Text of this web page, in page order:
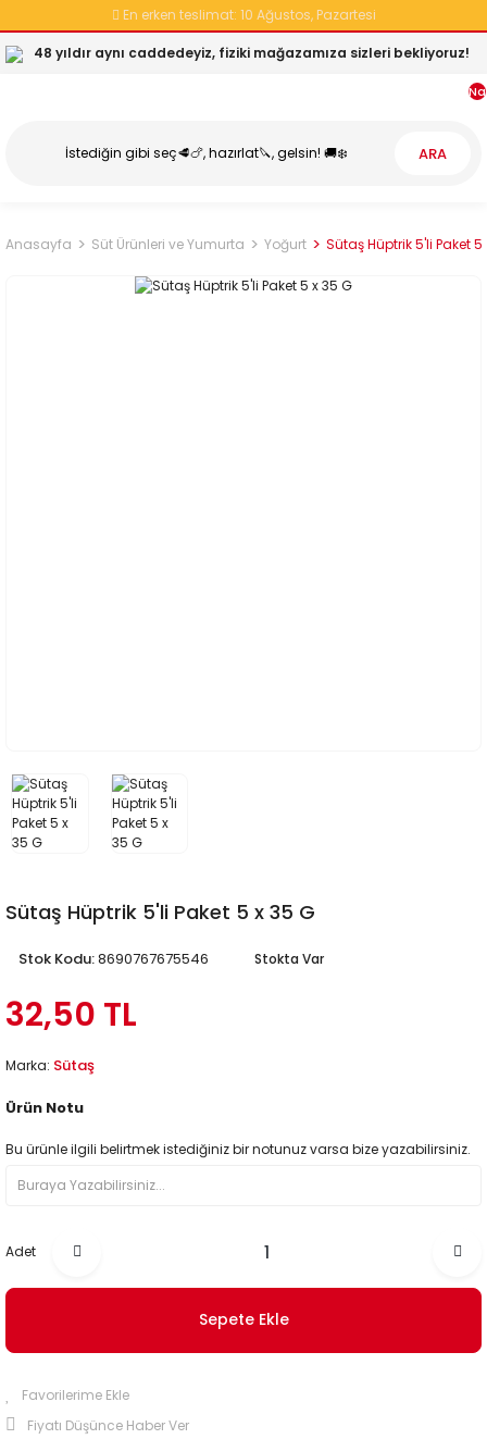
En erken teslimat: 10 Ağustos, Pazartesi
48 yıldır aynı caddedeyiz, fiziki mağazamıza sizleri bekliyoruz!
ARA
Anasayfa Süt Ürünleri ve Yumurta Yoğurt Sütaş Hüptrik 5'li Paket 5
Sütaş Hüptrik 5'li Paket 5 x 35 G
Stok Kodu:8690767675546 Stokta Var
32,50 TL
Marka: Sütaş
Ürün Notu
Bu ürünle ilgili belirtmek istediğiniz bir notunuz varsa bize yazabilirsiniz.
Adet
Sepete Ekle
Fiyatı Düşünce Haber Ver